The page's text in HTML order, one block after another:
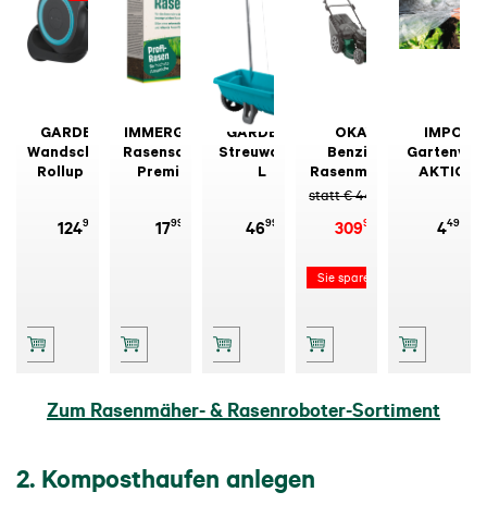
GARDENA
Wandschlauchbox
Rollup M/L
12499
IMMERGRÜN
Rasensamen
Premium
1799
GARDENA
Streuwagen
L
4699
OKAY
Benzin-
Rasenmäher
Öko 4622
statt € 449,99
Sie sparen 140,00 €
30999
IMPOS
AKTION
449
Zum Rasenmäher- & Rasenroboter-Sortiment
2. Komposthaufen anlegen